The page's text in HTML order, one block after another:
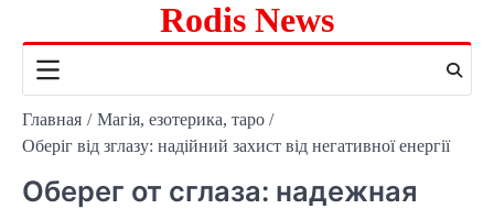
содержимому
Rodis News
Главная
Магія, езотерика, таро
Оберіг від зглазу: надійний захист від негативної енергії
Оберег от сглаза: надежная